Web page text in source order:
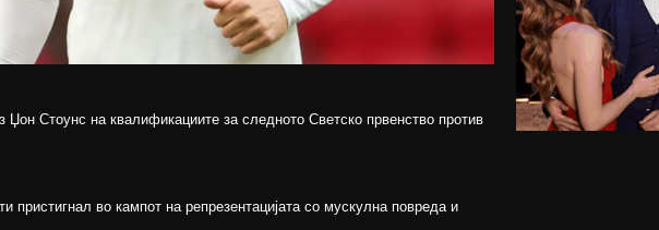
Џон Стоунс на квалификациите за следното Светско првенство против
пристигнал во кампот на репрезентацијата со мускулна повреда и
Томас
Дубаи
Перишиќ
враќање во